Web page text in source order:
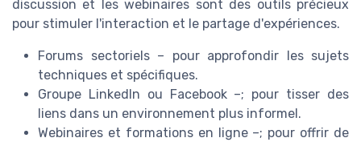
discussion et les webinaires sont des outils précieux
pour stimuler l'interaction et le partage d'expériences.
Forums sectoriels – pour approfondir les sujets
techniques et spécifiques.
Groupe LinkedIn ou Facebook –; pour tisser des
liens dans un environnement plus informel.
Webinaires et formations en ligne –; pour offrir de